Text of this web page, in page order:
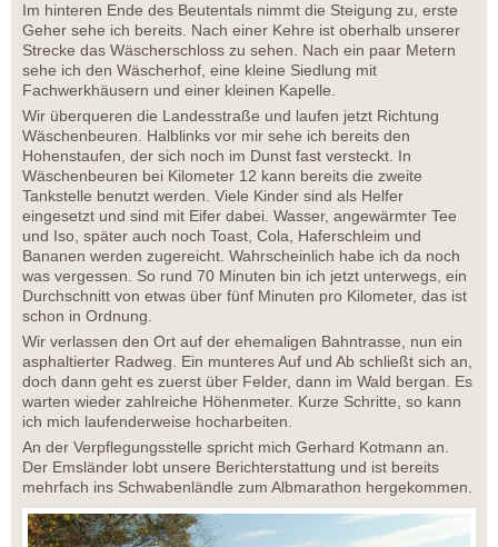
Im hinteren Ende des Beutentals nimmt die Steigung zu, erste
Geher sehe ich bereits. Nach einer Kehre ist oberhalb unserer
Strecke das Wäscherschloss zu sehen. Nach ein paar Metern
sehe ich den Wäscherhof, eine kleine Siedlung mit
Fachwerkhäusern und einer kleinen Kapelle.
Wir überqueren die Landesstraße und laufen jetzt Richtung
Wäschenbeuren. Halblinks vor mir sehe ich bereits den
Hohenstaufen, der sich noch im Dunst fast versteckt. In
Wäschenbeuren bei Kilometer 12 kann bereits die zweite
Tankstelle benutzt werden. Viele Kinder sind als Helfer
eingesetzt und sind mit Eifer dabei. Wasser, angewärmter Tee
und Iso, später auch noch Toast, Cola, Haferschleim und
Bananen werden zugereicht. Wahrscheinlich habe ich da noch
was vergessen. So rund 70 Minuten bin ich jetzt unterwegs, ein
Durchschnitt von etwas über fünf Minuten pro Kilometer, das ist
schon in Ordnung.
Wir verlassen den Ort auf der ehemaligen Bahntrasse, nun ein
asphaltierter Radweg. Ein munteres Auf und Ab schließt sich an,
doch dann geht es zuerst über Felder, dann im Wald bergan. Es
warten wieder zahlreiche Höhenmeter. Kurze Schritte, so kann
ich mich laufenderweise hocharbeiten.
An der Verpflegungsstelle spricht mich Gerhard Kotmann an.
Der Emsländer lobt unsere Berichterstattung und ist bereits
mehrfach ins Schwabenländle zum Albmarathon hergekommen.